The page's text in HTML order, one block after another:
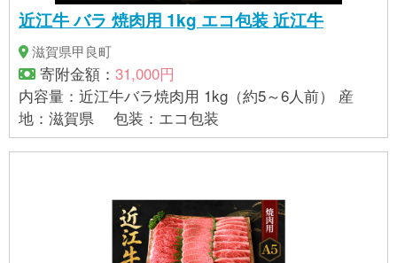
近江牛 バラ 焼肉用 1kg エコ包装 近江牛
滋賀県甲良町
寄附金額： 31,000円
内容量：近江牛バラ焼肉用 1kg（約5～6人前） 産
地：滋賀県 包装：エコ包装